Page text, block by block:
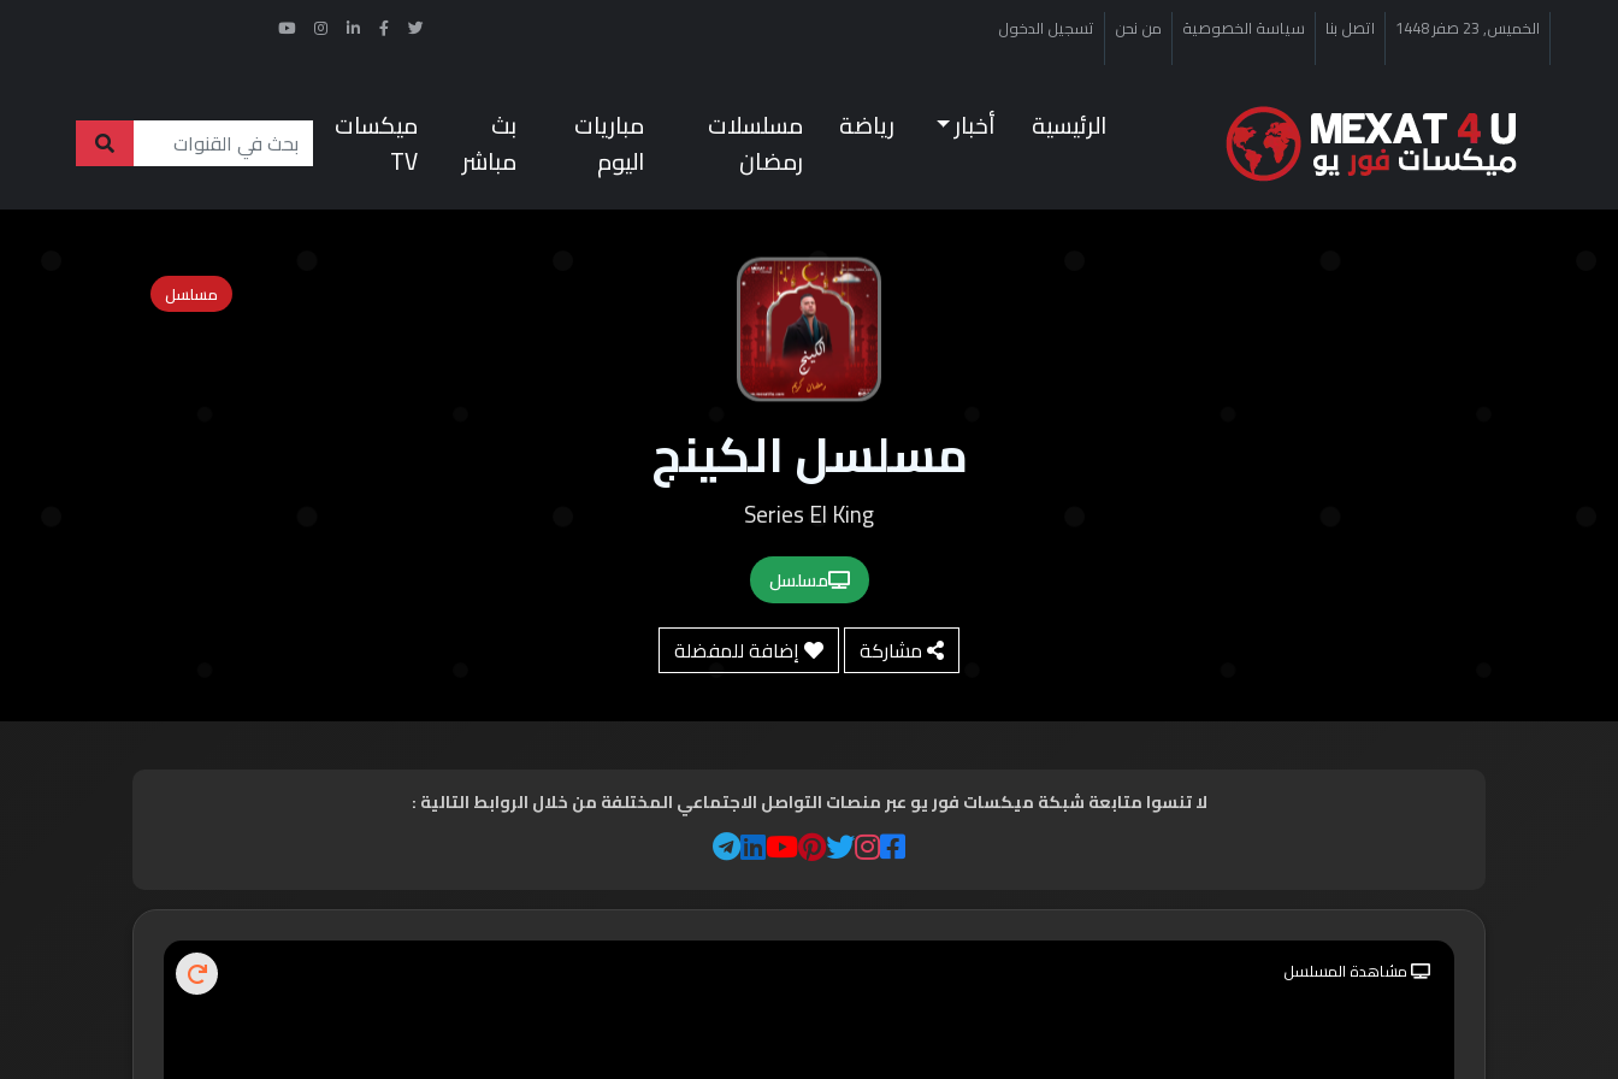
الخميس, 23 صفر 1448 اتصل بنا سياسة الخصوصية من نحن تسجيل الدخول
الرئيسية أخبار رياضة
مسلسلات
رمضان
مباريات
اليوم
بث
مباشر
ميكسات
TV
مسلسل الكينج
Series El King
مسلسل
مسلسل
مشاركة إضافة للمفضلة
لا تنسوا متابعة شبكة ميكسات فور يو عبر منصات التواصل الاجتماعي المختلفة من خلال الروابط التالية :
مشاهدة المسلسل